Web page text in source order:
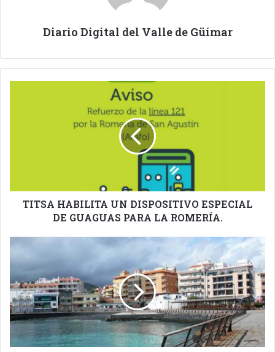
Diario Digital del Valle de Güímar
LA
ROMERÍA.
TITSA HABILITA UN DISPOSITIVO ESPECIAL
DE GUAGUAS PARA LA ROMERÍA.
VECINOS
POR
LA
LIMPIEZA
BARRIO.